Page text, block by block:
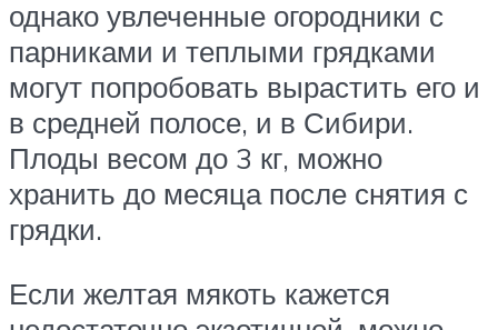
однако увлеченные огородники с
парниками и теплыми грядками
могут попробовать вырастить его и
в средней полосе, и в Сибири.
Плоды весом до 3 кг, можно
хранить до месяца после снятия с
грядки.
Если желтая мякоть кажется